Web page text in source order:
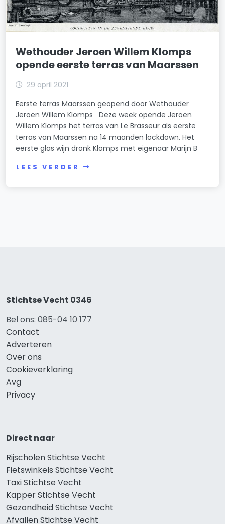
Wethouder Jeroen Willem Klomps
opende eerste terras van Maarssen
29 april 2021
Eerste terras Maarssen geopend door Wethouder
Jeroen Willem Klomps Deze week opende Jeroen
Willem Klomps het terras van Le Brasseur als eerste
terras van Maarssen na 14 maanden lockdown. Het
eerste glas wijn dronk Klomps met eigenaar Marijn B
LEES VERDER
Stichtse Vecht 0346
Bel ons: 085-04 10 177
Contact
Adverteren
Over ons
Cookieverklaring
Avg
Privacy
Direct naar
Rijscholen Stichtse Vecht
Fietswinkels Stichtse Vecht
Taxi Stichtse Vecht
Kapper Stichtse Vecht
Gezondheid Stichtse Vecht
Afvallen Stichtse Vecht